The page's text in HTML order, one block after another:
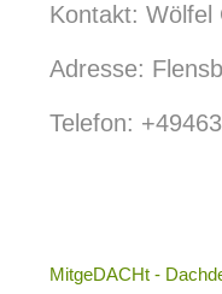
Kontakt:
Adresse:
Telefon:
MitgeDACHt -